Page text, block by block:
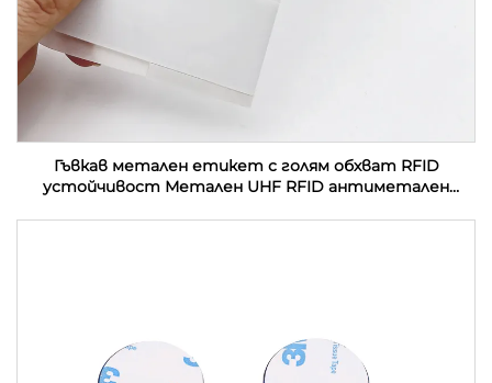
Гъвкав метален етикет с голям обхват RFID
устойчивост Метален UHF RFID антиметален